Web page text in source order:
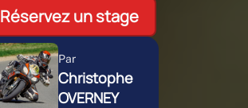
Réservez un stage
Par
Christophe
OVERNEY